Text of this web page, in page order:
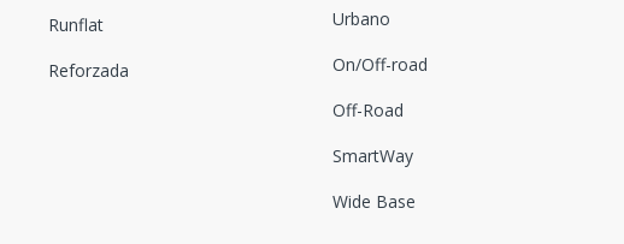
Runflat
Reforzada
Urbano
On/Off-road
Off-Road
SmartWay
Wide Base